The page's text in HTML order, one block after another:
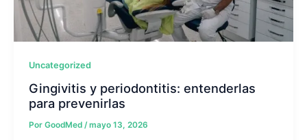
Uncategorized
Gingivitis y periodontitis: entenderlas
para prevenirlas
Por GoodMed /mayo 13, 2026